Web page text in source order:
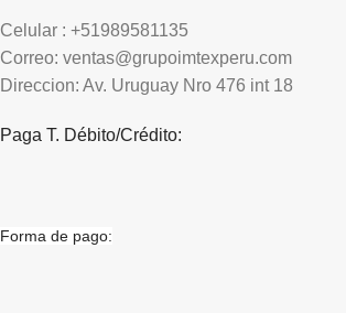
Celular : +51989581135
Correo: ventas@grupoimtexperu.com
Direccion: Av. Uruguay Nro 476 int 18
Paga T. Débito/Crédito:
Forma de pago: